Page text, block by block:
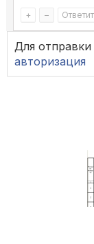
+ –
Для отправки
авторизация